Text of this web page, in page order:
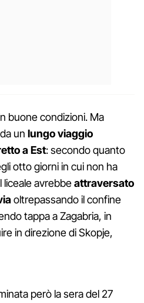
buone condizioni. Ma
un lungo viaggio
a Est: secondo quanto
otto giorni in cui non ha
liceale avrebbeattraversato
oltrepassando il confine
tappa a Zagabria, in
in direzione di Skopje,
però la sera del 27